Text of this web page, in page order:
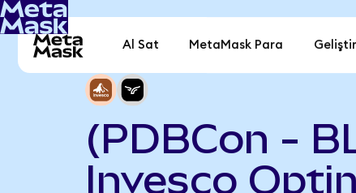
Al Sat MetaMask Para
(PDBCon -
Invesco